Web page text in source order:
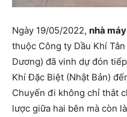
Ngày 19/05/2022, nhà
thuộc Công ty Dầu Khí
Dương) đã vinh dự đón
Khí Đặc Biệt (Nhật Bản)
Chuyến đi không chỉ thắt
lược giữa hai bên mà còn